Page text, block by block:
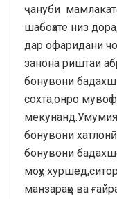
ҷануби
шабоҳате низ
дар офаридани
занона риштаи
бонувони
сохта,онро
бонувони
бонувони
моҳу
манзараҳо ва